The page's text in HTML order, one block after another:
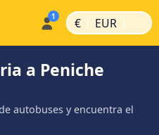
€ | EUR |
a Peniche
autobuses y encuentra el